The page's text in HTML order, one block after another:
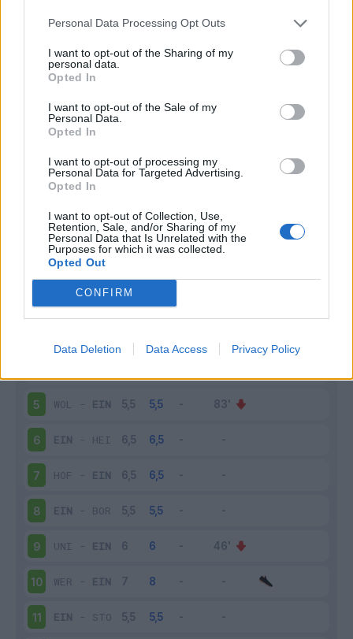
Personal Data Processing Opt Outs
I want to opt-out of the Sharing of my
personal data.
Opted In
I want to opt-out of the Sale of my
Personal Data.
Opted In
I want to opt-out of processing my
Personal Data for Targeted Advertising.
Opted In
I want to opt-out of Collection, Use,
Retention, Sale, and/or Sharing of my
Personal Data that Is Unrelated with the
Purposes for which it was collected.
Opted Out
CONFIRM
Data Deletion Data Access Privacy Policy
Infortunato 0 - 0%
Inutilizzato
Scarica riepilogo
stagionale
Giornata Voto FV Entrato Uscito Bonus/Malus
MAI-EIN
-COL
5 WOL - EIN
6 EIN - HEI
7 HOF - EIN
8 EIN - BOR
9 UNI - EIN
10 WER - EIN
11 EIN - STO